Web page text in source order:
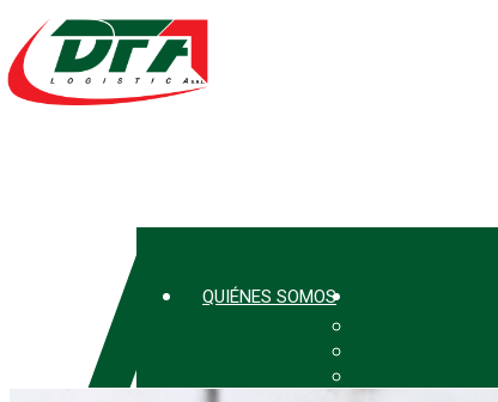
QUIÉNES SOMOS
Ante todo seguridad en el trabajo